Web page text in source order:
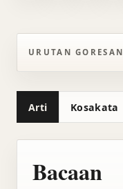
URUTAN GORESAN
Arti Kosakata
Bacaan